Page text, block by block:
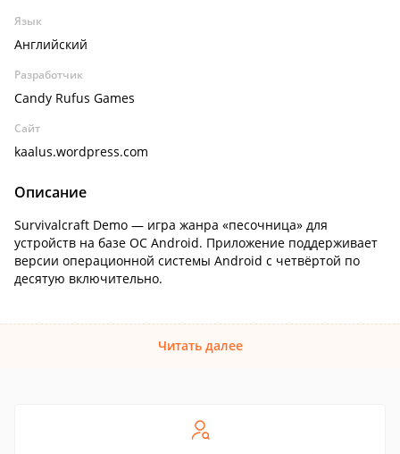
Язык
Английский
Разработчик
Candy Rufus Games
Сайт
kaalus.wordpress.com
Описание
Survivalcraft Demo — игра жанра «песочница» для
устройств на базе ОС Android. Приложение поддерживает
версии операционной системы Android с четвёртой по
десятую включительно.
Читать далее